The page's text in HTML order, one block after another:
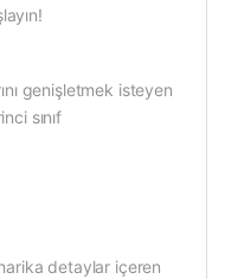
genişletmek isteyen
sınıf
detaylar içeren